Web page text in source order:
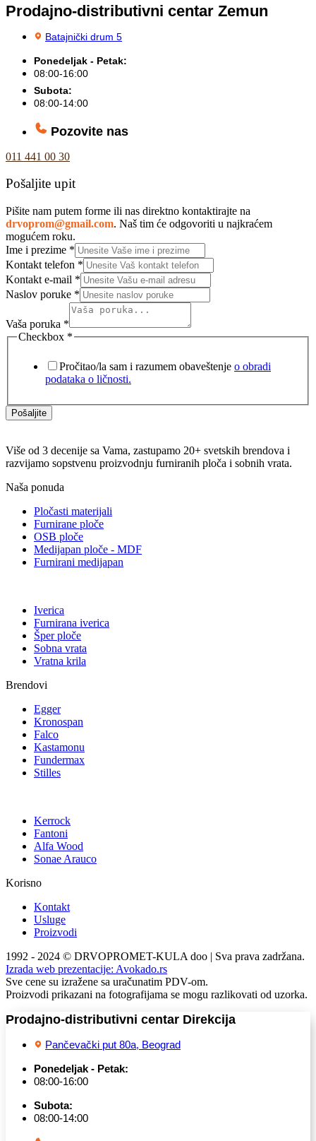
Prodajno-distributivni centar Zemun
Batajnički drum 5
Ponedeljak - Petak:
08:00-16:00
Subota:
08:00-14:00
Pozovite nas
011 441 00 30
Pošaljite upit
Pišite nam putem forme ili nas direktno kontaktirajte na
drvoprom@gmail.com. Naš tim će odgovoriti u najkraćem
mogućem roku.
Ime i prezime *
Kontakt telefon *
Kontakt e-mail *
Naslov poruke *
Vaša poruka *
Checkbox *
Pročitao/la sam i razumem obaveštenje o obradi
podataka o ličnosti.
Pošaljite
Više od 3 decenije sa Vama, zastupamo 20+ svetskih brendova i
razvijamo sopstvenu proizvodnju furniranih ploča i sobnih vrata.
Naša ponuda
Pločasti materijali
Furnirane ploče
OSB ploče
Medijapan ploče - MDF
Furnirani medijapan
Iverica
Furnirana iverica
Šper ploče
Sobna vrata
Vratna krila
Brendovi
Egger
Kronospan
Falco
Kastamonu
Fundermax
Stilles
Kerrock
Fantoni
Alfa Wood
Sonae Arauco
Korisno
Kontakt
Usluge
Proizvodi
1992 - 2024 © DRVOPROMET-KULA doo | Sva prava zadržana.
Izrada web prezentacije: Avokado.rs
Sve cene su izražene sa uračunatim PDV-om.
Proizvodi prikazani na fotografijama se mogu razlikovati od uzorka.
Prodajno-distributivni centar Direkcija
Pančevački put 80a, Beograd
Ponedeljak - Petak:
08:00-16:00
Subota:
08:00-14:00